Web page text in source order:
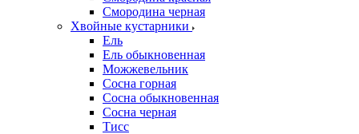
Смородина черная
Хвойные кустарники
Ель
Ель обыкновенная
Можжевельник
Сосна горная
Сосна обыкновенная
Сосна черная
Тисс